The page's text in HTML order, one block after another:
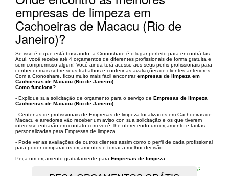
empresas de limpeza em
Cachoeiras de Macacu (Rio de
Janeiro)?
Se isso é o que está buscando, a Cronoshare é o lugar perfeito para encontrá-las.
Aqui, você recebe até 4 orçamentos de diferentes profissionais de forma gratuita e
sem compromisso algum! Você ainda terá acesso aos seus perfis profissionais para
conhecer mais sobre seus trabalhos e conferir as avaliações de clientes anteriores.
Com a Cronoshare, ficou muito mais fácil encontrarempresas de limpeza em
Cachoeiras de Macacu (Rio de Janeiro)
Como funciona?
- Explique sua solicitação de orçamento para o serviço de Empresas de limpeza
Cachoeiras de Macacu (Rio de Janeiro)
- Centenas de profissionais de Empresas de limpeza localizados em Cachoeiras de
Macacu e arredores vão receber um aviso con sua solicitação e os que tiverem
interesse entrarão em contato com você, lhe oferecendo um orçamento e tarifas
personalizadas para Empresas de limpeza.
- Pode ver as avaliações de outros clientes assim como o perfil de cada profissional
para poder comparar os orçamentos e tomar a melhor decisão.
Peça um orçamento gratuitamente para Empresas de limpeza
é